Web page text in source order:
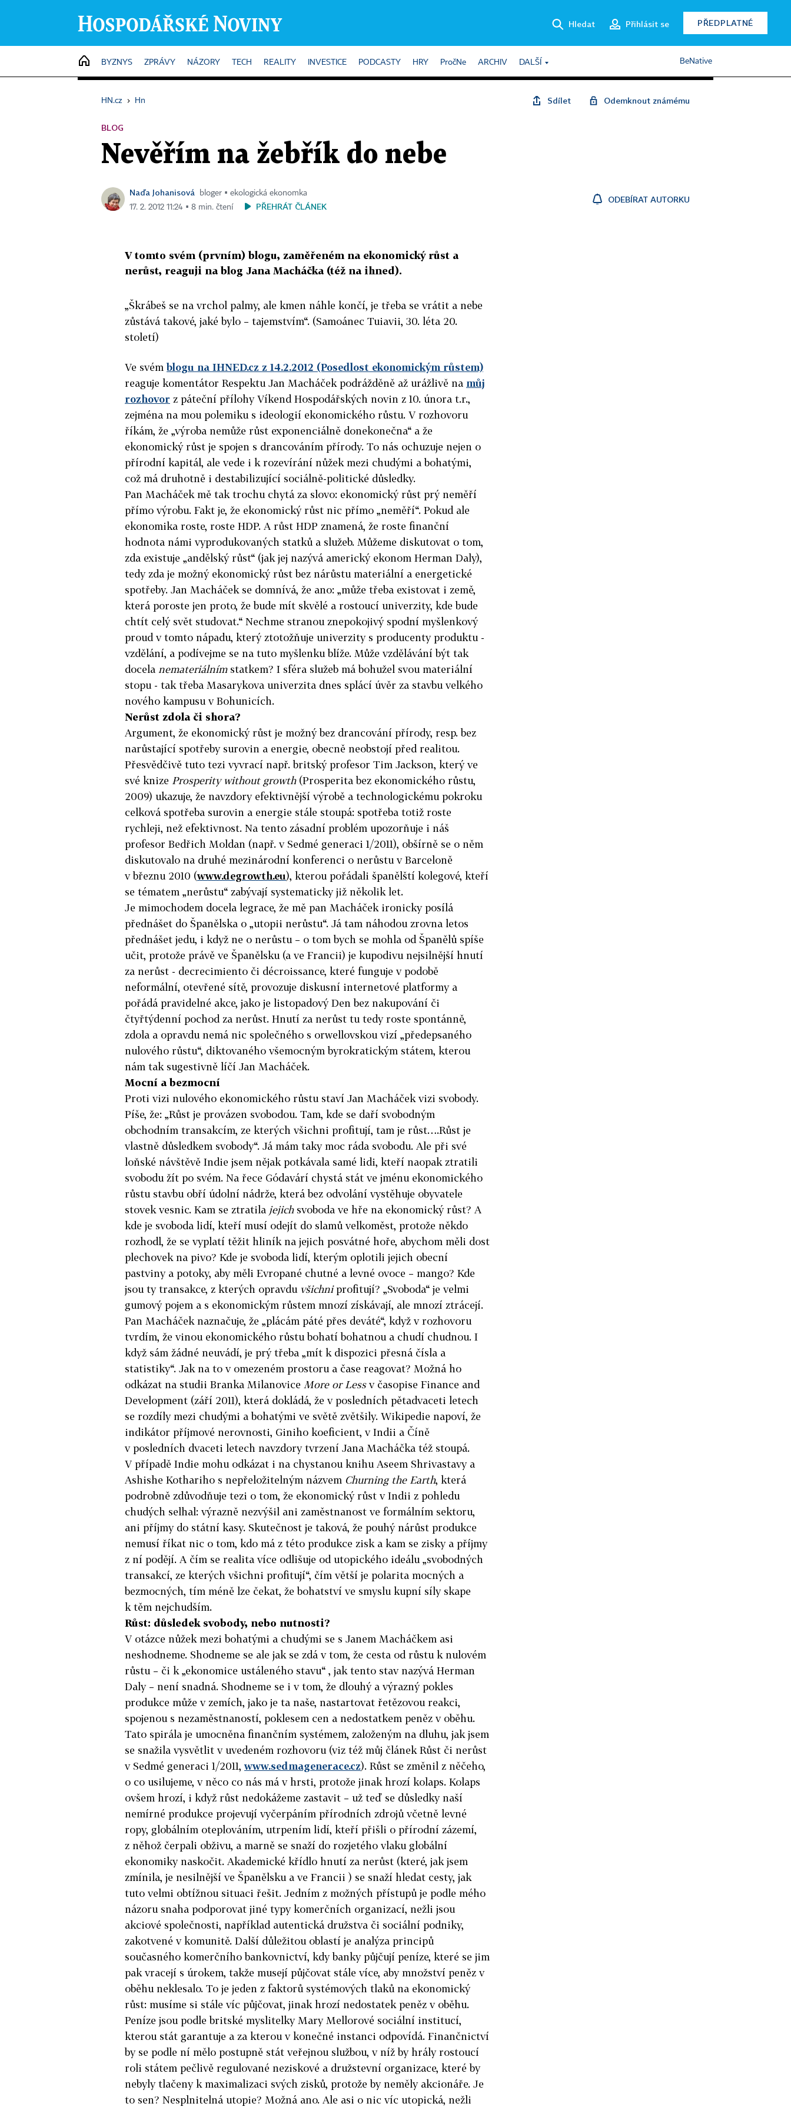
Hledat Přihlásit se PŘEDPLATNÉ
HOME
BYZNYS ZPRÁVY NÁZORY TECH REALITY INVESTICE PODCASTY HRY PročNe ARCHIV DALŠÍ BeNative
HN.cz › Hn Sdílet Odemknout známému
BLOG
Nevěřím na žebřík do nebe
Naďa Johanisová
bloger ▪ ekologická ekonomka
17. 2. 2012 11:24 ▪ 8 min. čtení
PŘEHRÁT ČLÁNEK
ODEBÍRAT AUTORKU
V tomto svém (prvním) blogu, zaměřeném na ekonomický růst a
nerůst, reaguji na blog Jana Macháčka (též na ihned).
„Škrábeš se na vrchol palmy, ale kmen náhle končí, je třeba se vrátit a nebe
zůstává takové, jaké bylo – tajemstvím“. (Samoánec Tuiavii, 30. léta 20.
století)
Ve svém blogu na IHNED.cz z 14.2.2012 (Posedlost ekonomickým růstem)
reaguje komentátor Respektu Jan Macháček podrážděně až urážlivě na můj
rozhovor z páteční přílohy Víkend Hospodářských novin z 10. února t.r.,
zejména na mou polemiku s ideologií ekonomického růstu. V rozhovoru
říkám, že „výroba nemůže růst exponenciálně donekonečna“ a že
ekonomický růst je spojen s drancováním přírody. To nás ochuzuje nejen o
přírodní kapitál, ale vede i k rozevírání nůžek mezi chudými a bohatými,
což má druhotně i destabilizující sociálně-politické důsledky.
Pan Macháček mě tak trochu chytá za slovo: ekonomický růst prý neměří
přímo výrobu. Fakt je, že ekonomický růst nic přímo „neměří“. Pokud ale
ekonomika roste, roste HDP. A růst HDP znamená, že roste finanční
hodnota námi vyprodukovaných statků a služeb. Můžeme diskutovat o tom,
zda existuje „andělský růst“ (jak jej nazývá americký ekonom Herman Daly),
tedy zda je možný ekonomický růst bez nárůstu materiální a energetické
spotřeby. Jan Macháček se domnívá, že ano: „může třeba existovat i země,
která poroste jen proto, že bude mít skvělé a rostoucí univerzity, kde bude
chtít celý svět studovat.“ Nechme stranou znepokojivý spodní myšlenkový
proud v tomto nápadu, který ztotožňuje univerzity s producenty produktu -
vzdělání, a podívejme se na tuto myšlenku blíže. Může vzdělávání být tak
docela nemateriálnímstatkem? I sféra služeb má bohužel svou materiální
stopu - tak třeba Masarykova univerzita dnes splácí úvěr za stavbu velkého
nového kampusu v Bohunicích.
Nerůst zdola či shora?
Argument, že ekonomický růst je možný bez drancování přírody, resp. bez
narůstající spotřeby surovin a energie, obecně neobstojí před realitou.
Přesvědčivě tuto tezi vyvrací např. britský profesor Tim Jackson, který ve
své knize Prosperity without growth(Prosperita bez ekonomického růstu,
2009) ukazuje, že navzdory efektivnější výrobě a technologickému pokroku
celková spotřeba surovin a energie stále stoupá: spotřeba totiž roste
rychleji, než efektivnost. Na tento zásadní problém upozorňuje i náš
profesor Bedřich Moldan (např. v Sedmé generaci 1/2011), obšírně se o něm
diskutovalo na druhé mezinárodní konferenci o nerůstu v Barceloně
v březnu 2010 (www.degrowth.eu), kterou pořádali španělští kolegové, kteří
se tématem „nerůstu“ zabývají systematicky již několik let.
Je mimochodem docela legrace, že mě pan Macháček ironicky posílá
přednášet do Španělska o „utopii nerůstu“. Já tam náhodou zrovna letos
přednášet jedu, i když ne o nerůstu – o tom bych se mohla od Španělů spíše
učit, protože právě ve Španělsku (a ve Francii) je kupodivu nejsilnější hnutí
za nerůst - decrecimiento či décroissance, které funguje v podobě
neformální, otevřené sítě, provozuje diskusní internetové platformy a
pořádá pravidelné akce, jako je listopadový Den bez nakupování či
čtyřtýdenní pochod za nerůst. Hnutí za nerůst tu tedy roste spontánně,
zdola a opravdu nemá nic společného s orwellovskou vizí „předepsaného
nulového růstu“, diktovaného všemocným byrokratickým státem, kterou
nám tak sugestivně líčí Jan Macháček.
Mocní a bezmocní
Proti vizi nulového ekonomického růstu staví Jan Macháček vizi svobody.
Píše, že: „Růst je provázen svobodou. Tam, kde se daří svobodným
obchodním transakcím, ze kterých všichni profitují, tam je růst….Růst je
vlastně důsledkem svobody“. Já mám taky moc ráda svobodu. Ale při své
loňské návštěvě Indie jsem nějak potkávala samé lidi, kteří naopak ztratili
svobodu žít po svém. Na řece Gódavárí chystá stát ve jménu ekonomického
růstu stavbu obří údolní nádrže, která bez odvolání vystěhuje obyvatele
stovek vesnic. Kam se ztratila jejichsvoboda ve hře na ekonomický růst? A
kde je svoboda lidí, kteří musí odejít do slamů velkoměst, protože někdo
rozhodl, že se vyplatí těžit hliník na jejich posvátné hoře, abychom měli dost
plechovek na pivo? Kde je svoboda lidí, kterým oplotili jejich obecní
pastviny a potoky, aby měli Evropané chutné a levné ovoce – mango? Kde
jsou ty transakce, z kterých opravdu všichniprofitují? „Svoboda“ je velmi
gumový pojem a s ekonomickým růstem mnozí získávají, ale mnozí ztrácejí.
Pan Macháček naznačuje, že „plácám páté přes deváté“, když v rozhovoru
tvrdím, že vinou ekonomického růstu bohatí bohatnou a chudí chudnou. I
když sám žádné neuvádí, je prý třeba „mít k dispozici přesná čísla a
statistiky“. Jak na to v omezeném prostoru a čase reagovat? Možná ho
odkázat na studii Branka Milanovice More or Lessv časopise Finance and
Development (září 2011), která dokládá, že v posledních pětadvaceti letech
se rozdíly mezi chudými a bohatými ve světě zvětšily. Wikipedie napoví, že
indikátor příjmové nerovnosti, Giniho koeficient, v Indii a Číně
v posledních dvaceti letech navzdory tvrzení Jana Macháčka též stoupá.
V případě Indie mohu odkázat i na chystanou knihu Aseem Shrivastavy a
Ashishe Kothariho s nepřeložitelným názvem Churning the Earth, která
podrobně zdůvodňuje tezi o tom, že ekonomický růst v Indii z pohledu
chudých selhal: výrazně nezvýšil ani zaměstnanost ve formálním sektoru,
ani příjmy do státní kasy. Skutečnost je taková, že pouhý nárůst produkce
nemusí říkat nic o tom, kdo má z této produkce zisk a kam se zisky a příjmy
z ní podějí. A čím se realita více odlišuje od utopického ideálu „svobodných
transakcí, ze kterých všichni profitují“, čím větší je polarita mocných a
bezmocných, tím méně lze čekat, že bohatství ve smyslu kupní síly skape
k těm nejchudším.
Růst: důsledek svobody, nebo nutnosti?
V otázce nůžek mezi bohatými a chudými se s Janem Macháčkem asi
neshodneme. Shodneme se ale jak se zdá v tom, že cesta od růstu k nulovém
růstu – či k „ekonomice ustáleného stavu“ , jak tento stav nazývá Herman
Daly – není snadná. Shodneme se i v tom, že dlouhý a výrazný pokles
produkce může v zemích, jako je ta naše, nastartovat řetězovou reakci,
spojenou s nezaměstnaností, poklesem cen a nedostatkem peněz v oběhu.
Tato spirála je umocněna finančním systémem, založeným na dluhu, jak jsem
se snažila vysvětlit v uvedeném rozhovoru (viz též můj článek Růst či nerůst
v Sedmé generaci 1/2011,www.sedmagenerace.cz). Růst se změnil z něčeho,
o co usilujeme, v něco co nás má v hrsti, protože jinak hrozí kolaps. Kolaps
ovšem hrozí, i když růst nedokážeme zastavit – už teď se důsledky naší
nemírné produkce projevují vyčerpáním přírodních zdrojů včetně levné
ropy, globálním oteplováním, utrpením lidí, kteří přišli o přírodní zázemí,
z něhož čerpali obživu, a marně se snaží do rozjetého vlaku globální
ekonomiky naskočit. Akademické křídlo hnutí za nerůst (které, jak jsem
zmínila, je nesilnější ve Španělsku a ve Francii ) se snaží hledat cesty, jak
tuto velmi obtížnou situaci řešit. Jedním z možných přístupů je podle mého
názoru snaha podporovat jiné typy komerčních organizací, nežli jsou
akciové společnosti, například autentická družstva či sociální podniky,
zakotvené v komunitě. Další důležitou oblastí je analýza principů
současného komerčního bankovnictví, kdy banky půjčují peníze, které se jim
pak vracejí s úrokem, takže musejí půjčovat stále více, aby množství peněz v
oběhu neklesalo. To je jeden z faktorů systémových tlaků na ekonomický
růst: musíme si stále víc půjčovat, jinak hrozí nedostatek peněz v oběhu.
Peníze jsou podle britské myslitelky Mary Mellorové sociální institucí,
kterou stát garantuje a za kterou v konečné instanci odpovídá. Finančnictví
by se podle ní mělo postupně stát veřejnou službou, v níž by hrály rostoucí
roli státem pečlivě regulované neziskové a družstevní organizace, které by
nebyly tlačeny k maximalizaci svých zisků, protože by neměly akcionáře. Je
to sen? Nesplnitelná utopie? Možná ano. Ale asi o nic víc utopická, nežli